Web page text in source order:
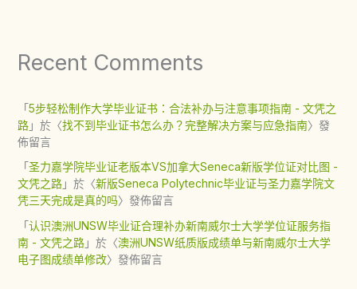
Recent Comments
「5步轻松制作大学毕业证书：合法补办与注意事项指南 - 文凭之
路」於〈找不到毕业证书怎么办？完整解决方案与应急指南〉發
佈留言
「圣力嘉学院毕业证老版本VS加拿大Seneca新版学位证对比图 -
文凭之路」於〈新版Seneca Polytechnic毕业证与圣力嘉学院文
凭三天完成是真的吗〉發佈留言
「认识澳洲UNSW毕业证合理补办新南威尔士大学学位证服务指
南 - 文凭之路」於〈澳洲UNSW纸质版成绩单与新南威尔士大学
电子图成绩单修改〉發佈留言